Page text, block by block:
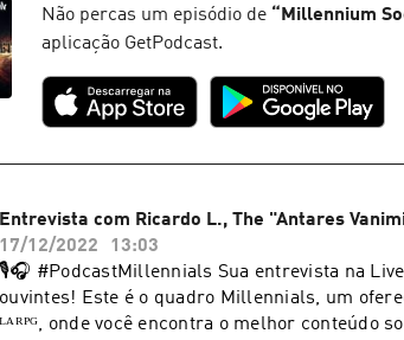
Millennium Society. Curta, compartilhe e siga
Juntos, somos um conto que não vai ter fim! ⚡ Instagram:
@millenniumsocietyrpg Facebook: @millenniumsocietyrpg Twitch:
@millenniumsocietyrpg Spotify: @millenniumsocietyrpg ㅤㅤㅤ— Ｂｌａｃｋ Ｗｏｌ
ｆ鬼狼.ㅤ(_̅_̅_̅_̅(̅_̅_̅_̅_̅_̅_̅_̅()ڪے~ .. #quadromillennials #entrevista #liveactionrpg
Não percas um episódio de “ Millennium
aplicação GetPodcast.
Entrevista com Ricardo L., The "Antares
17/12/2022
13:03
🎙🎧 #PodcastMillennials Sua entrevista na Live Action! ⚡
ouvintes! Este é o quadro Millennials, um oferecimento da Mɪʟʟᴇɴɴɪᴜᴍ Sᴏᴄɪᴇᴛʏ
ᴸᴬᴿᴾᴳ, onde você encontra o melhor conteúdo